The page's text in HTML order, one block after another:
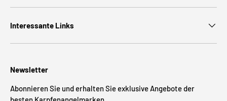
Interessante Links
Newsletter
Abonnieren Sie und erhalten Sie exklusive Angebote der